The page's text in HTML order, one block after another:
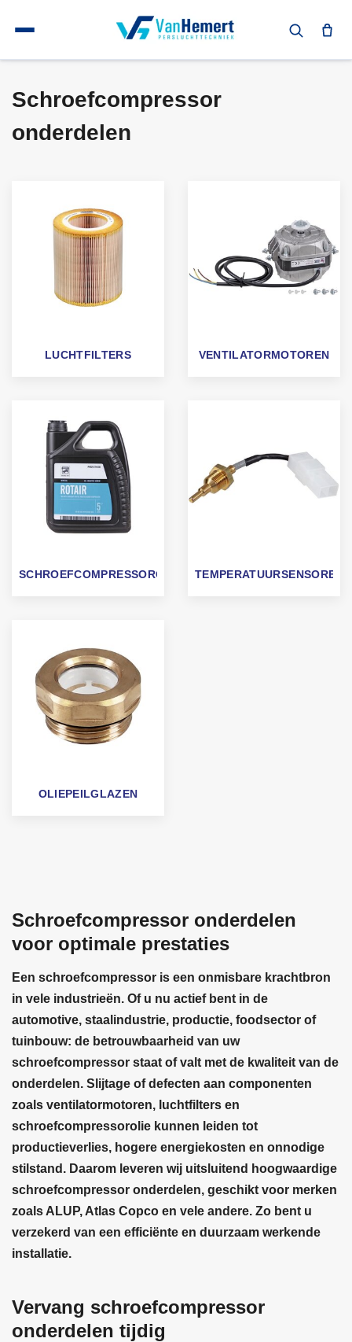
Terug naar home
Schroefcompressor onderdelen
Schroefcompressor
onderdelen
LUCHTFILTERS VENTILATORMOTOREN
SCHROEFCOMPRESSOROLIE TEMPERATUURSENSOREN
OLIEPEILGLAZEN
Schroefcompressor onderdelen
voor optimale prestaties
Een schroefcompressor is een onmisbare krachtbron
in vele industrieën. Of u nu actief bent in de
automotive, staalindustrie, productie, foodsector of
tuinbouw: de betrouwbaarheid van uw
schroefcompressor staat of valt met de kwaliteit van de
onderdelen. Slijtage of defecten aan componenten
zoals ventilatormotoren, luchtfilters en
schroefcompressorolie kunnen leiden tot
productieverlies, hogere energiekosten en onnodige
stilstand. Daarom leveren wij uitsluitend hoogwaardige
schroefcompressor onderdelen, geschikt voor merken
zoals ALUP, Atlas Copco en vele andere. Zo bent u
verzekerd van een efficiënte en duurzaam werkende
installatie.
Vervang schroefcompressor
onderdelen tijdig